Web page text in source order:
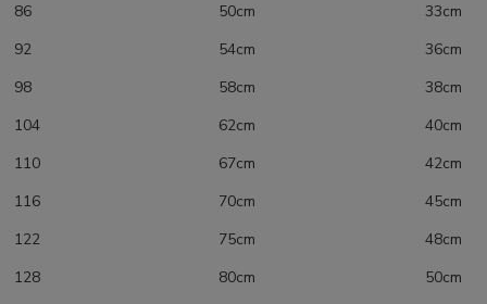
86 50cm 33cm
92 54cm 36cm
98 58cm 38cm
104 62cm 40cm
110 67cm 42cm
116 70cm 45cm
122 75cm 48cm
128 80cm 50cm